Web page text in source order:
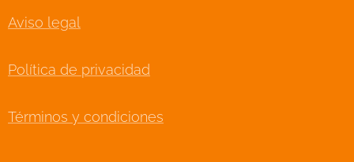
Aviso legal
Política de privacidad
Términos y condiciones